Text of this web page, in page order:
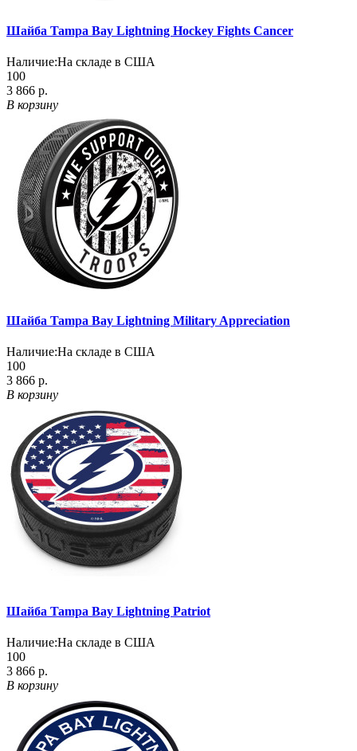
Шайба Tampa Bay Lightning Hockey Fights Cancer
Наличие:На складе в США
100
3 866 р.
В корзину
Шайба Tampa Bay Lightning Military Appreciation
Наличие:На складе в США
100
3 866 р.
В корзину
Шайба Tampa Bay Lightning Patriot
Наличие:На складе в США
100
3 866 р.
В корзину